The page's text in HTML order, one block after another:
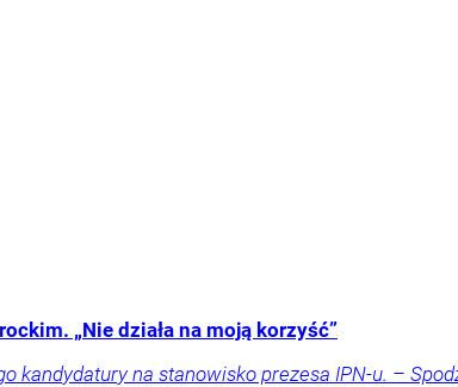
„Nie działa na moją korzyść”
na stanowisko prezesa IPN-u. –